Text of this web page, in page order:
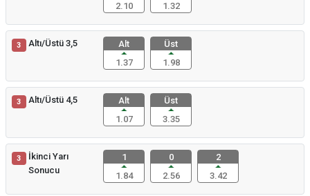
2.10
1.32
3 Altı/Üstü 3,5
Alt
1.37
Üst
1.98
3 Altı/Üstü 4,5
Alt
1.07
Üst
3.35
3
İkinci Yarı
Sonucu
1
1.84
0
2.56
2
3.42